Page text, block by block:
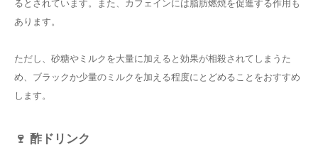
るとされています。また、カフェインには脂肪燃焼を促進する作用も
あります。
ただし、砂糖やミルクを大量に加えると効果が相殺されてしまうた
め、ブラックか少量のミルクを加える程度にとどめることをおすすめ
します。
🍷 酢ドリンク